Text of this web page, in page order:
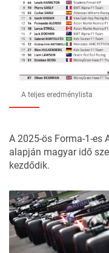
A teljes eredménylista
A 2025-ös Forma-1-es
alapján magyar idő
kezdődik.